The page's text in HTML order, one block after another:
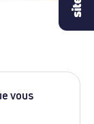
vous